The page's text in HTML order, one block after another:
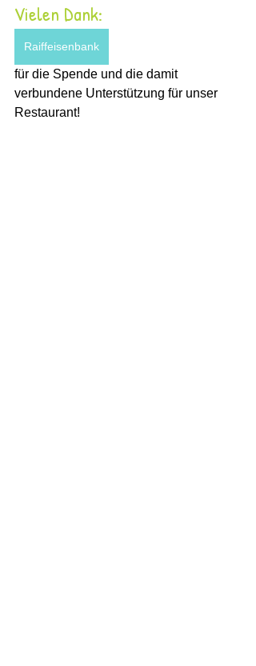
Vielen Dank:
Raiffeisenbank
für die Spende und die damit
verbundene Unterstützung für unser
Restaurant!